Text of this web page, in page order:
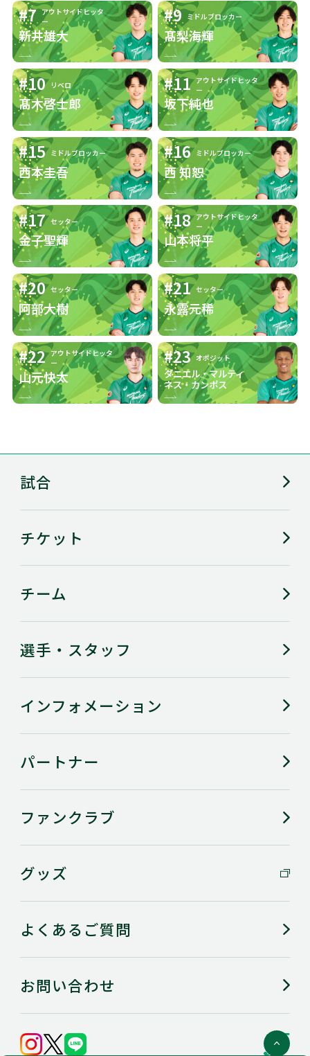
憧れ・目標の
バレーボール
選手
イタリア代表のミキエレット
選手
バレーボール
界のライバル
同じポジションの方々
仲のよい選手 前田凌吾選手
広島サンダー
ズの魅力
みんな優しい
好きなチーム
グッズ
選手名タオル
チームメート
の秘密を教え
てください
まだわかりません
自分にとって
バレーボール
しい言葉
褒めてもらえたら何でもうれ
広島のよいと
街並みがきれい
出没スポット 探索中です
る瞬間
今年、克服し
バナナを食べられるようにな
趣味
好きな色 赤・青
愛読書／好き
な音楽
#7
新井雄大
アウトサイドヒッタ
ー
#9
髙梨海輝
ミドルブロッカー
#10
髙木啓士郎
リベロ #11
坂下純也
アウトサイドヒッタ
ー
#15
西本圭吾
ミドルブロッカー #16
西 知恕
ミドルブロッカー
#17
金子聖輝
セッター #18
山本将平
アウトサイドヒッタ
ー
#20
阿部大樹
セッター #21
永露元稀
セッター
#22
山元快太
アウトサイドヒッタ
ー
#23
ダニエル・マルティ
ネス・カンポス
オポジット
試合
チケット
チーム
選手・スタッフ
インフォメーション
パートナー
ファンクラブ
グッズ
よくあるご質問
お問い合わせ